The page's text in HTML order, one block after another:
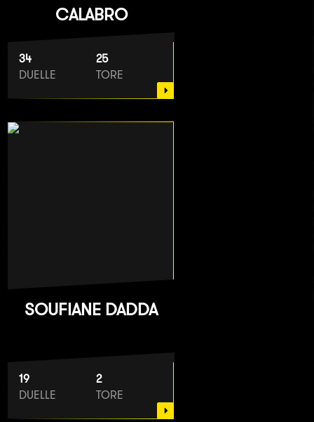
CALABRO
34
DUELLE
25
TORE
SOUFIANE DADDA
19
DUELLE
2
TORE